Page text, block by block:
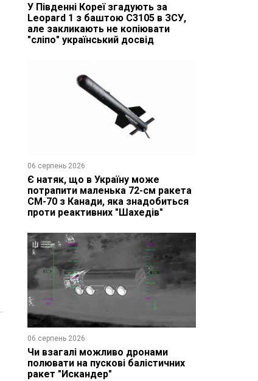
У Південні Кореї згадують за
Leopard 1 з баштою C3105 в ЗСУ,
але закликають не копіювати
"сліпо" український досвід
06 серпень 2026
Є натяк, що в Україну може
потрапити маленька 72-см ракета
CM-70 з Канади, яка знадобиться
проти реактивних "Шахедів"
06 серпень 2026
Чи взагалі можливо дронами
полювати на пускові балістичних
ракет "Искандер"